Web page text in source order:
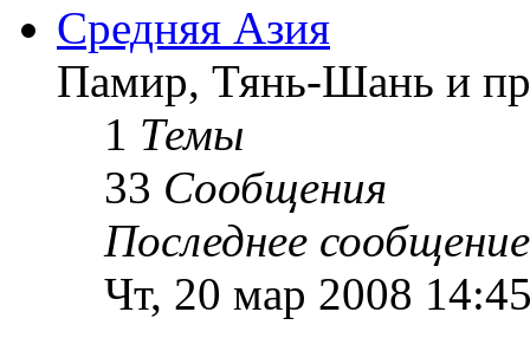
Средняя Азия
Памир, Тянь-Шань и
1 Темы
33 Сообщения
Последнее сообщение
Чт, 20 мар 2008